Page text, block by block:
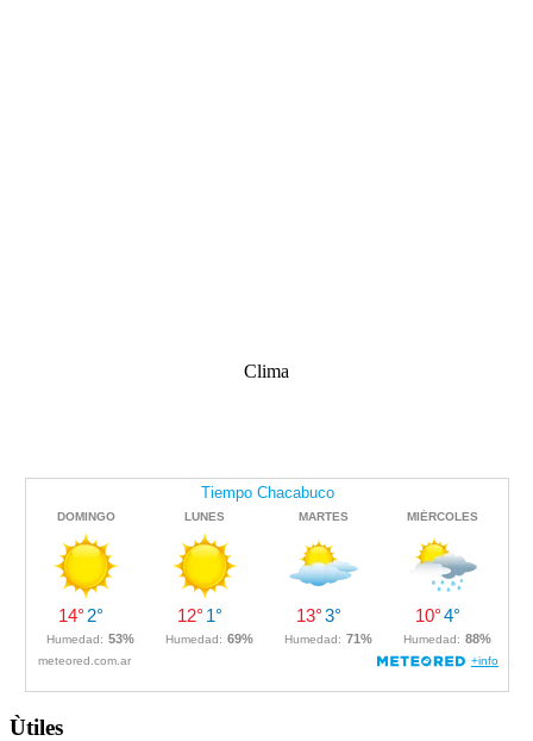
Clima
Ùtiles